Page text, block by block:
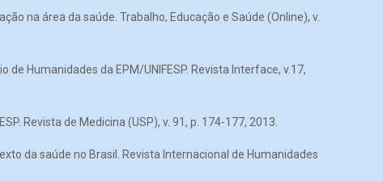
na área da saúde. Trabalho, Educação e Saúde (Online), v.
de Humanidades da EPM/UNIFESP. Revista Interface, v.17,
Revista de Medicina (USP), v. 91, p. 174-177, 2013.
da saúde no Brasil. Revista Internacional de Humanidades